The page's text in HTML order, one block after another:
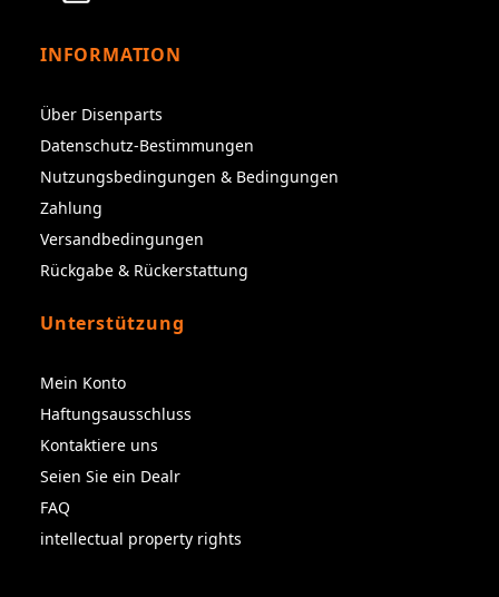
INFORMATION
Über Disenparts
Datenschutz-Bestimmungen
Nutzungsbedingungen & Bedingungen
Zahlung
Versandbedingungen
Rückgabe & Rückerstattung
Unterstützung
Mein Konto
Haftungsausschluss
Kontaktiere uns
Seien Sie ein Dealr
FAQ
intellectual property rights